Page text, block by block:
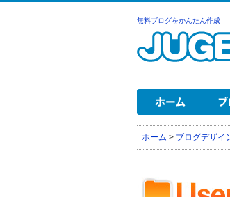
無料ブログをかんたん作成
ホーム > ブログデザイ